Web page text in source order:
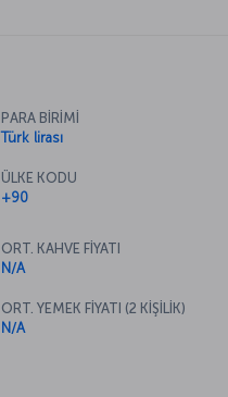
PARA BİRİMİ
Türk lirası
ÜLKE KODU
+90
ORT. KAHVE FİYATI
N/A
ORT. YEMEK FİYATI (2 KİŞİLİK)
N/A